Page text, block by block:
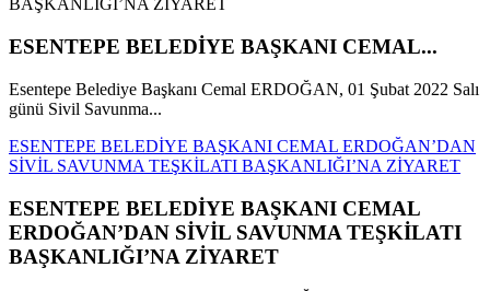
ESENTEPE BELEDİYE BAŞKANI CEMAL...
Esentepe Belediye Başkanı Cemal ERDOĞAN, 01 Şubat 2022 Salı
günü Sivil Savunma...
ESENTEPE BELEDİYE BAŞKANI CEMAL ERDOĞAN’DAN
SİVİL SAVUNMA TEŞKİLATI BAŞKANLIĞI’NA ZİYARET
ESENTEPE BELEDİYE BAŞKANI CEMAL
ERDOĞAN’DAN SİVİL SAVUNMA TEŞKİLATI
BAŞKANLIĞI’NA ZİYARET